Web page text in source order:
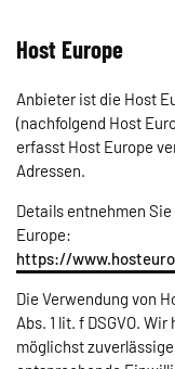
Host Europe
Anbieter ist die Host
(nachfolgend Host
erfasst Host Europe
Adressen.
Details entnehmen
Europe:
https://
Die Verwendung von
Abs. 1 lit. f DSGVO.
möglichst